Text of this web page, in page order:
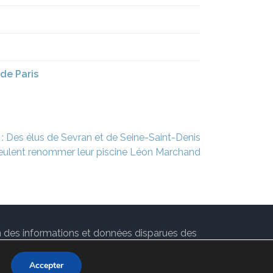
Paris
Des élus de Sevran et de Seine-Saint-Denis
renommer leur piscine Léon Marchand
des informations et données disparues des
Accepter